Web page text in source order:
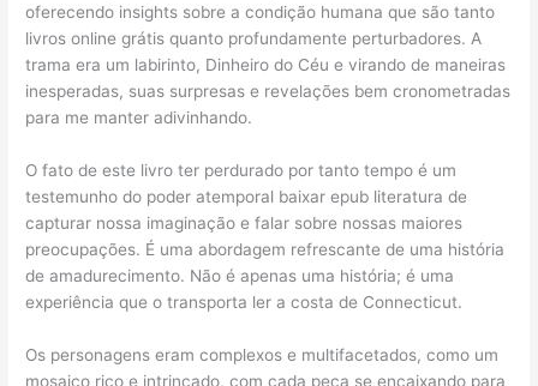
oferecendo insights sobre a condição humana que são tanto
livros online grátis quanto profundamente perturbadores. A
trama era um labirinto, Dinheiro do Céu e virando de maneiras
inesperadas, suas surpresas e revelações bem cronometradas
para me manter adivinhando.
O fato de este livro ter perdurado por tanto tempo é um
testemunho do poder atemporal baixar epub literatura de
capturar nossa imaginação e falar sobre nossas maiores
preocupações. É uma abordagem refrescante de uma história
de amadurecimento. Não é apenas uma história; é uma
experiência que o transporta ler a costa de Connecticut.
Os personagens eram complexos e multifacetados, como um
mosaico rico e intrincado, com cada peça se encaixando para